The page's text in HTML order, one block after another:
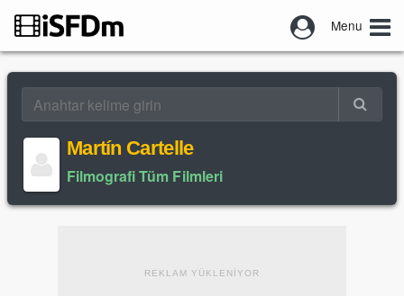
Menu
Martín Cartelle
Filmografi Tüm Filmleri
REKLAM YÜKLENİYOR